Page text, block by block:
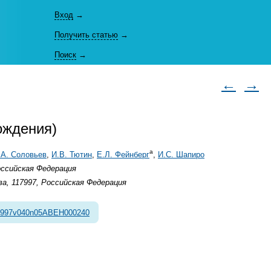
Вход →
Получить статью →
Поиск →
← →
Соловьев, И.В. Тютин, Е.Л. Фейнберга, И.С. Шапиро
Федерация
117997, Российская Федерация